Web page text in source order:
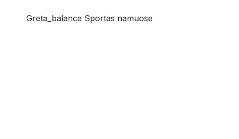
Greta_balance Sportas namuose